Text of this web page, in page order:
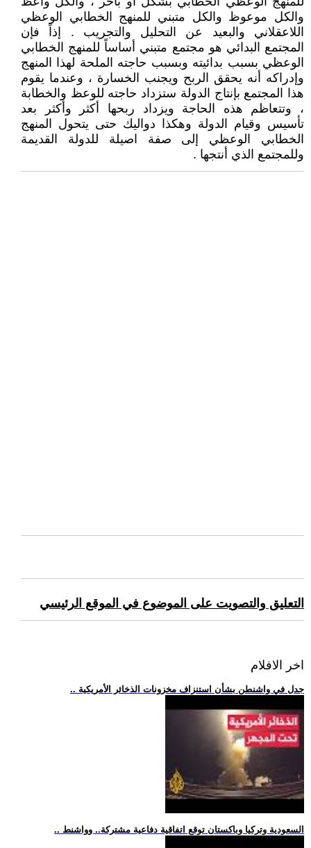
والكل موعوظ والكل متبني للمنهج الخطابي الوعظي
اللاعقلاني والبعيد عن التحليل والتجريب . إذاً فإن
المجتمع البدائي هو مجتمع متبني أساساً للمنهج الخطابي
الوعظي بسبب بدائيته وبسبب حاجته الملحة لهذا المنهج
وإدراكه أنه يحقق الربح ويجنب الخسارة ، وعندما يقوم
هذا المجتمع بإنتاج الدولة ستزداد حاجته للوعظ والخطابة
، وتتعاظم هذه الحاجة ويزداد ربحها أكثر وأكثر بعد
تأسيس وقيام الدولة وهكذا دواليك حتى يتحول المنهج
الخطابي الوعظي إلى صفة اصيلة للدولة القديمة
وللمجتمع الذي أنتجها .
التعليق والتصويت على الموضوع في الموقع الرئيسي
اخر الافلام
.. جدل في واشنطن بشأن استنزاف مخزونات الذخائر الأمريكية
.. السعودية وتركيا وباكستان توقع اتفاقية دفاعية مشتركة.. وواشنط